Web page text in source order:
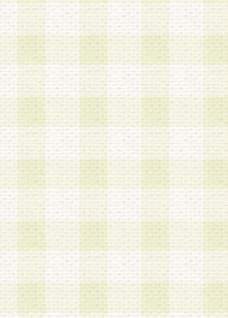
4.当社は、会員による
盗用など第三者の利用
き事由の有無、その他
のとします。
第5条 会員の登録情報
1.当社は、会員の登録
アドレス等会員個人を
シーポリシー
」に基づ
は、当該個人情報を以
す。なお、これら事項
かじめ会員の同意を得
a.本サービスの実施また
b.本サービスに係る謝